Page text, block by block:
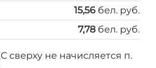
15,56 бел. руб.
7,78 бел. руб.
не начисляется п.